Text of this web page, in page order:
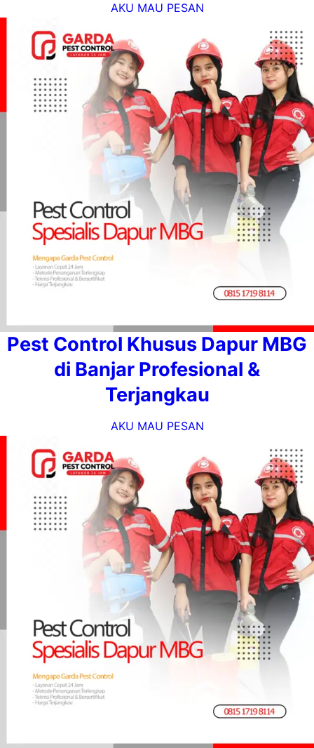
AKU MAU PESAN
Pest Control Khusus Dapur MBG
di Banjar Profesional &
Terjangkau
AKU MAU PESAN